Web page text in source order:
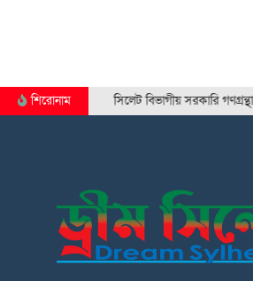
শিরোনামসিলেট বিভাগীয় সরকারি